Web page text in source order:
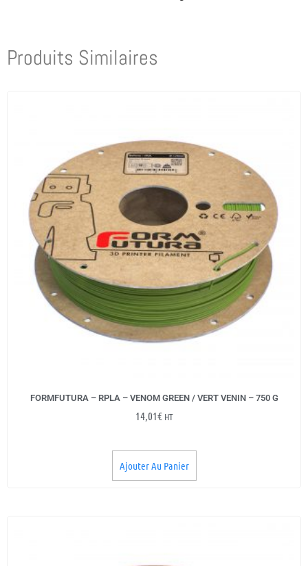
Produits Similaires
FORMFUTURA – RPLA – VENOM GREEN / VERT VENIN – 750 G
14,01€ HT
Ajouter Au Panier